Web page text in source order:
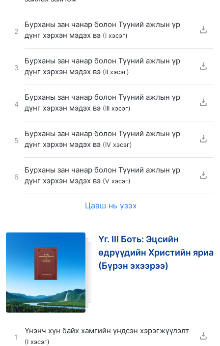
2
Бурханы зан чанар болон Түүний ажлын үр
дүнг хэрхэн мэдэх вэ (I хэсэг)
3
Бурханы зан чанар болон Түүний ажлын үр
дүнг хэрхэн мэдэх вэ (II хэсэг)
4
Бурханы зан чанар болон Түүний ажлын үр
дүнг хэрхэн мэдэх вэ (III хэсэг)
5
Бурханы зан чанар болон Түүний ажлын үр
дүнг хэрхэн мэдэх вэ (IV хэсэг)
6
Бурханы зан чанар болон Түүний ажлын үр
дүнг хэрхэн мэдэх вэ (V хэсэг)
Цааш нь үзэх
Үг. III Боть: Эцсийн
өдрүүдийн Христийн яриа
(Бүрэн эхээрээ)
1
Үнэнч хүн байх хамгийн үндсэн хэрэгжүүлэлт
(I хэсэг)